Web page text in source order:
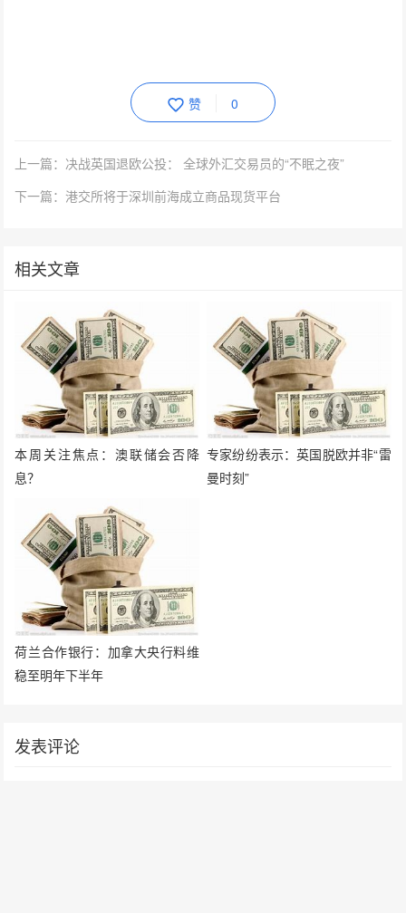
赞 0
上一篇：决战英国退欧公投： 全球外汇交易员的“不眠之夜”
下一篇：港交所将于深圳前海成立商品现货平台
相关文章
本周关注焦点：澳联储会否降
息？
专家纷纷表示：英国脱欧并非“雷
曼时刻”
荷兰合作银行：加拿大央行料维
稳至明年下半年
发表评论